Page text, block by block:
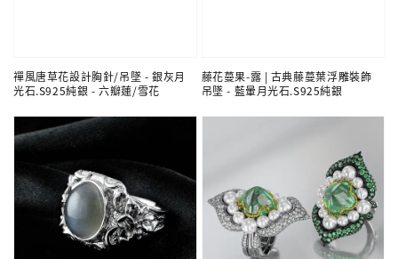
禪風唐草花設計胸針/吊墜 - 銀灰月
光石.S925純銀 - 六瓣蓮/雪花
藤花蔓果-露 | 古典藤蔓葉浮雕裝飾
吊墜 - 藍暈月光石.S925純銀